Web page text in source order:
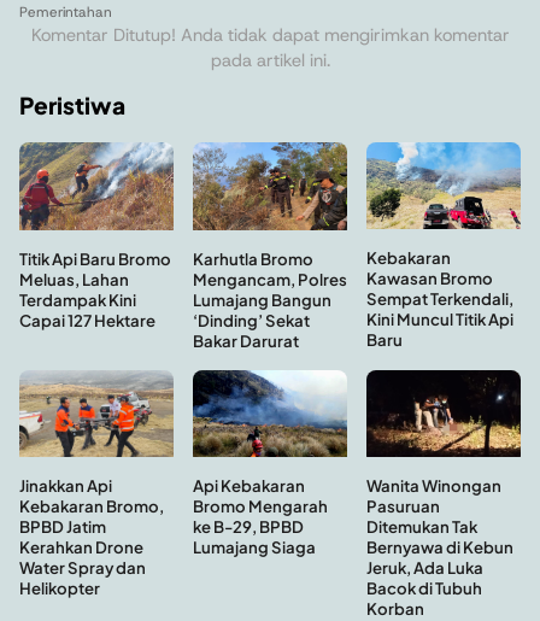
Pemerintahan
Komentar Ditutup! Anda tidak dapat mengirimkan komentar
pada artikel ini.
Peristiwa
Titik Api Baru Bromo
Meluas, Lahan
Terdampak Kini
Capai 127 Hektare
Karhutla Bromo
Mengancam, Polres
Lumajang Bangun
‘Dinding’ Sekat
Bakar Darurat
Kebakaran
Kawasan Bromo
Sempat Terkendali,
Kini Muncul Titik Api
Baru
Jinakkan Api
Kebakaran Bromo,
BPBD Jatim
Kerahkan Drone
Water Spray dan
Helikopter
Api Kebakaran
Bromo Mengarah
ke B-29, BPBD
Lumajang Siaga
Wanita Winongan
Pasuruan
Ditemukan Tak
Bernyawa di Kebun
Jeruk, Ada Luka
Bacok di Tubuh
Korban